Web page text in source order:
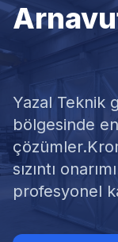
Krom
Yazal Teknik
bölgesinde
çözümler.
sızıntı
profesyonel